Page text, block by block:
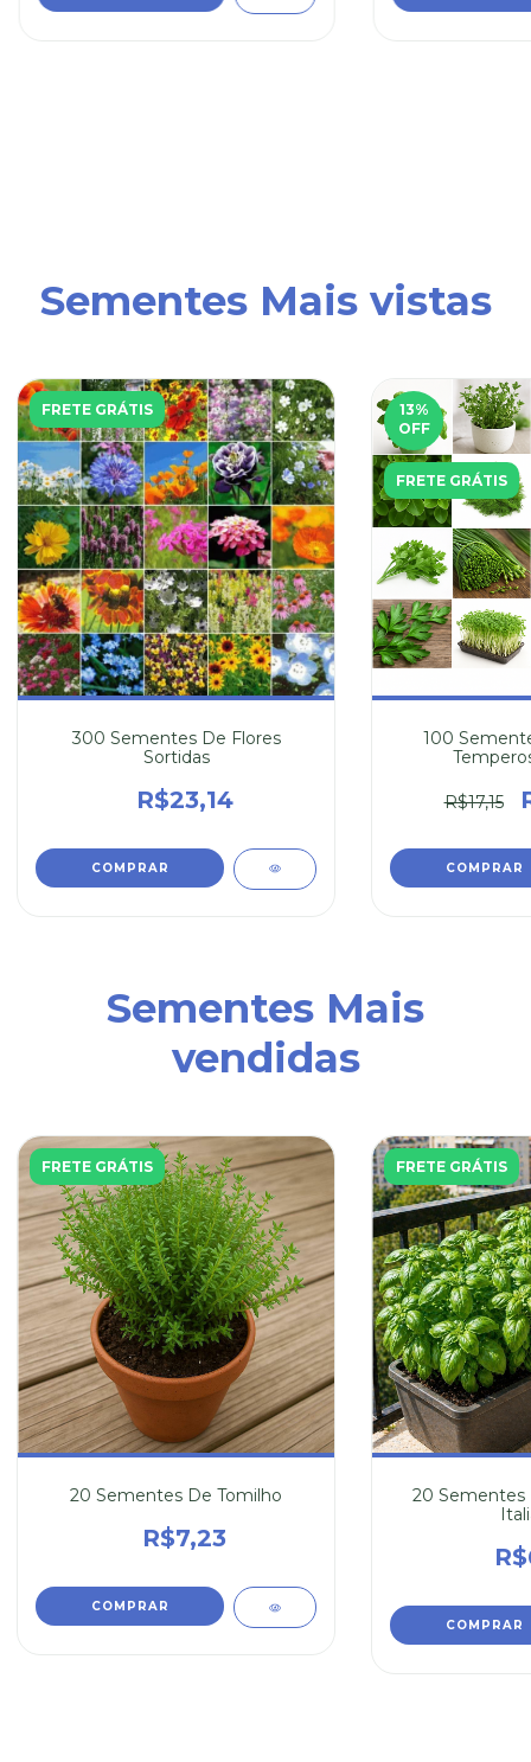
Sementes Mais vistas
FRETE GRÁTIS
300 Sementes De Flores
Sortidas
R$23,14
13%
OFF
FRETE GRÁTIS
100
R$17,15
Sementes Mais
vendidas
FRETE GRÁTIS
20 Sementes De Tomilho
R$7,23
FRETE GRÁTIS
20 Sementes